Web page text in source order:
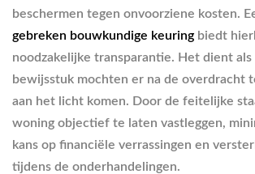
beschermen tegen onvoorziene kosten.
gebreken bouwkundige keuring biedt
noodzakelijke transparantie. Het dient
bewijsstuk mochten er na de overdracht
aan het licht komen. Door de feitelijke
woning objectief te laten vastleggen,
kans op financiële verrassingen en
tijdens de onderhandelingen.